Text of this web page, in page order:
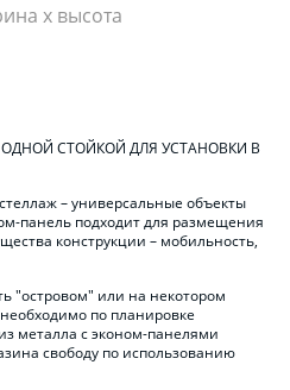
x высота
СТОЙКОЙ ДЛЯ УСТАНОВКИ В
– универсальные объекты
панель подходит для размещения
конструкции – мобильность,
"островом" или на некотором
по планировке
металла с эконом-панелями
свободу по использованию